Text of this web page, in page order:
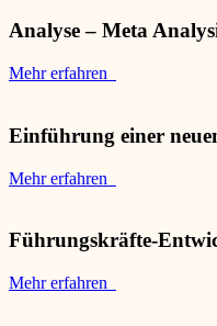
Analyse – Meta
Mehr erfahren
Einführung einer
Mehr erfahren
Führungskräfte-
Mehr erfahren